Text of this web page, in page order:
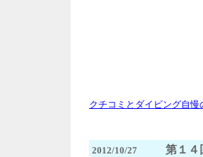
クチコミとダイビング自慢
2012/10/27
第１